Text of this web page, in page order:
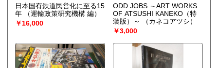
日本国有鉄道民営化に至る15
年
（運輸政策研究機構 編）
￥16,000
ODD JOBS ～ART WORKS
OF ATSUSHI KANEKO（特
装版）～
（カネコアツシ）
￥3,000